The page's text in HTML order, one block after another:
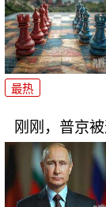
最热
刚刚，普京